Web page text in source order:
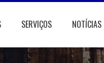
SERVIÇOS NOTÍCIAS